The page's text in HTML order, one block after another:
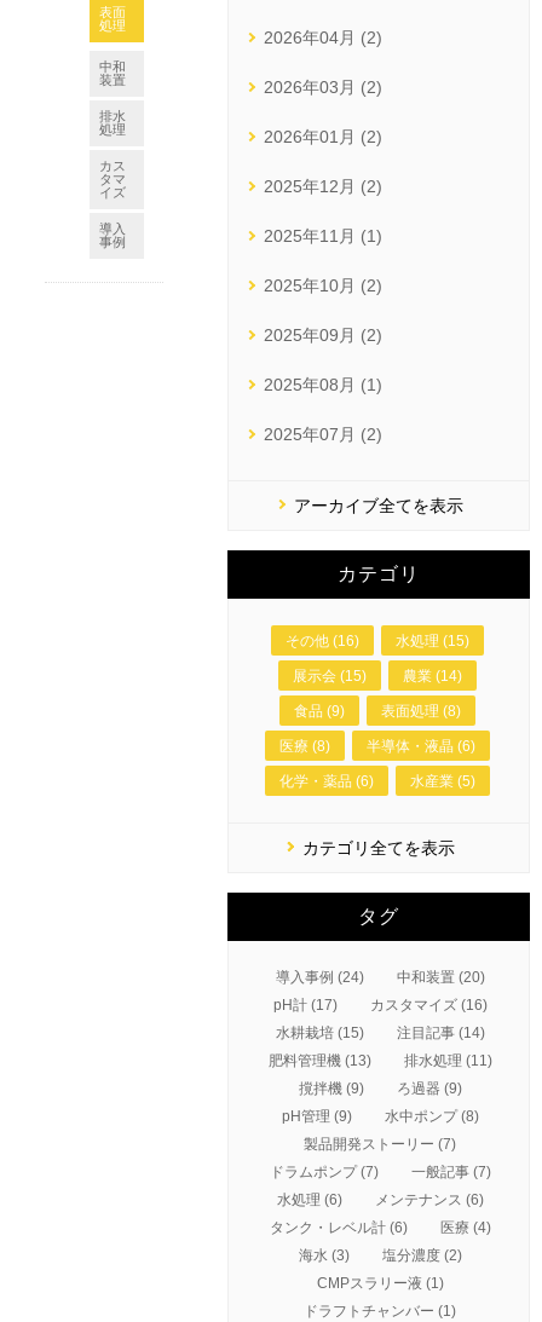
表面
処理
中和
装置
排水
処理
カス
タマ
イズ
導入
事例
2026年04月 (2)
2026年03月 (2)
2026年01月 (2)
2025年12月 (2)
2025年11月 (1)
2025年10月 (2)
2025年09月 (2)
2025年08月 (1)
2025年07月 (2)
アーカイブ全てを表示
カテゴリ
その他 (16) 水処理 (15)
展示会 (15) 農業 (14)
食品 (9) 表面処理 (8)
医療 (8) 半導体・液晶 (6)
化学・薬品 (6) 水産業 (5)
カテゴリ全てを表示
タグ
導入事例 (24)
中和装置 (20)
pH計 (17)
カスタマイズ (16)
水耕栽培 (15)
注目記事 (14)
肥料管理機 (13)
排水処理 (11)
撹拌機 (9)
ろ過器 (9)
pH管理 (9)
水中ポンプ (8)
製品開発ストーリー (7)
ドラムポンプ (7)
一般記事 (7)
水処理 (6)
メンテナンス (6)
タンク・レベル計 (6)
医療 (4)
海水 (3)
塩分濃度 (2)
CMPスラリー液 (1)
ドラフトチャンバー (1)